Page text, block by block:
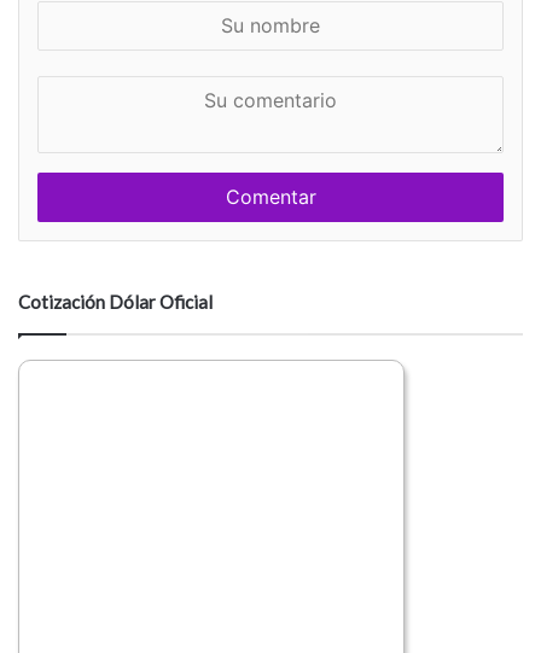
e
n
a
i
o
Cotización Dólar Oficial